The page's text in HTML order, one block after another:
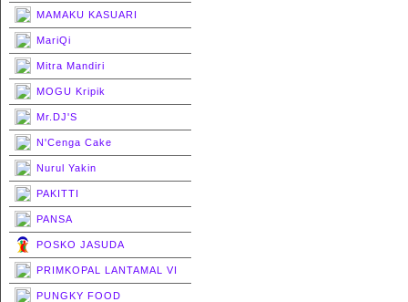
MAMAKU KASUARI
MariQi
Mitra Mandiri
MOGU Kripik
Mr.DJ'S
N'Cenga Cake
Nurul Yakin
PAKITTI
PANSA
POSKO JASUDA
PRIMKOPAL LANTAMAL VI
PUNGKY FOOD